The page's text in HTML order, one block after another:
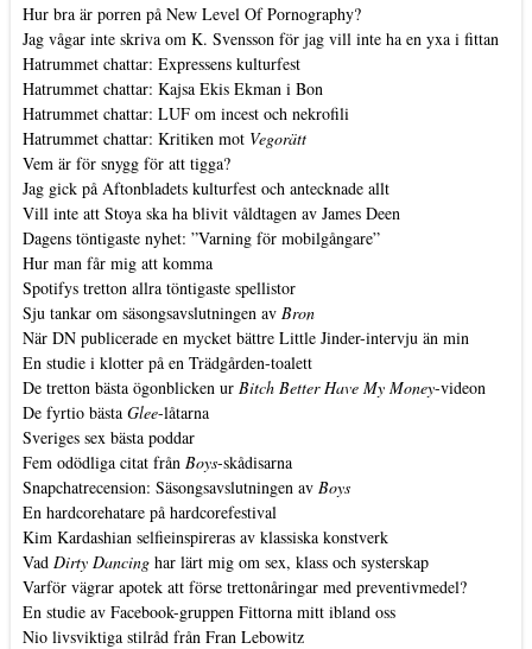
Hur bra är porren på New Level Of Pornography?
Jag vågar inte skriva om K. Svensson för jag vill inte ha en yxa i fittan
Hatrummet chattar: Expressens kulturfest
Hatrummet chattar: Kajsa Ekis Ekman i Bon
Hatrummet chattar: LUF om incest och nekrofili
Hatrummet chattar: Kritiken mot Vegorätt
Vem är för snygg för att tigga?
Jag gick på Aftonbladets kulturfest och antecknade allt
Vill inte att Stoya ska ha blivit våldtagen av James Deen
Dagens töntigaste nyhet: ”Varning för mobilgångare”
Hur man får mig att komma
Spotifys tretton allra töntigaste spellistor
Sju tankar om säsongsavslutningen av Bron
När DN publicerade en mycket bättre Little Jinder-intervju än min
En studie i klotter på en Trädgården-toalett
De tretton bästa ögonblicken ur Bitch Better Have My Money-videon
De fyrtio bästa Glee-låtarna
Sveriges sex bästa poddar
Fem odödliga citat från Boys-skådisarna
Snapchatrecension: Säsongsavslutningen av Boys
En hardcorehatare på hardcorefestival
Kim Kardashian selfieinspireras av klassiska konstverk
Vad Dirty Dancinghar lärt mig om sex, klass och systerskap
Varför vägrar apotek att förse trettonåringar med preventivmedel?
En studie av Facebook-gruppen Fittorna mitt ibland oss
Nio livsviktiga stilråd från Fran Lebowitz